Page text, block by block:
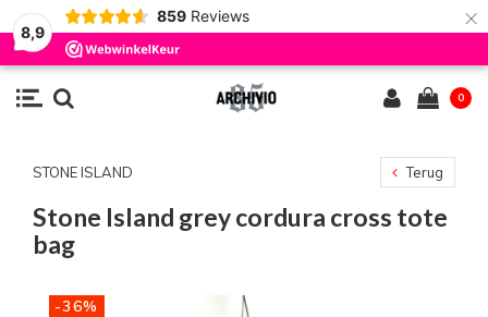
8,9
859 Reviews ×
0
STONE ISLAND Terug
Stone Island grey cordura cross tote
bag
-36%